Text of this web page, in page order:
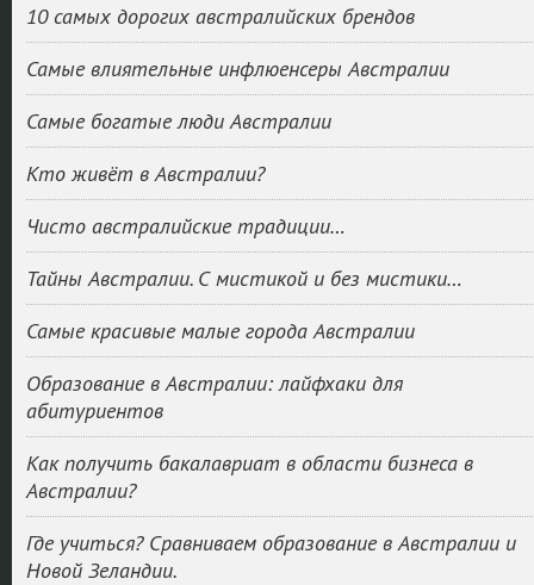
10 самых дорогих австралийских брендов
Самые влиятельные инфлюенсеры Австралии
Самые богатые люди Австралии
Кто живёт в Австралии?
Чисто австралийские традиции…
Тайны Австралии. С мистикой и без мистики…
Самые красивые малые города Австралии
Образование в Австралии: лайфхаки для
абитуриентов
Как получить бакалавриат в области бизнеса в
Австралии?
Где учиться? Сравниваем образование в Австралии и
Новой Зеландии.